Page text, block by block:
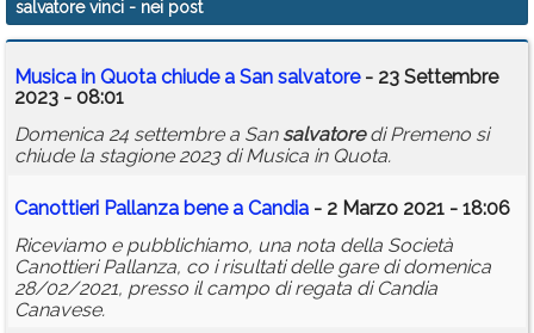
Calendario
Annunci
salvatore vinci - nei post
Musica in Quota chiude a San salvatore- 23 Settembre
2023 - 08:01
Domenica 24 settembre a San salvatoredi Premeno si
chiude la stagione 2023 di Musica in Quota.
Canottieri Pallanza bene a Candia - 2 Marzo 2021 - 18:06
Riceviamo e pubblichiamo, una nota della Società
Canottieri Pallanza, co i risultati delle gare di domenica
28/02/2021, presso il campo di regata di Candia
Canavese.